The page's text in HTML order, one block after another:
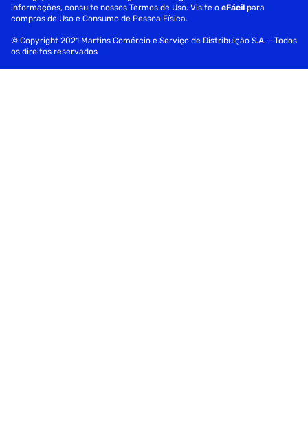
informações, consulte nossos Termos de Uso. Visite oeFácil para
compras de Uso e Consumo de Pessoa Física.
© Copyright 2021 Martins Comércio e Serviço de Distribuição S.A. - Todos
os direitos reservados